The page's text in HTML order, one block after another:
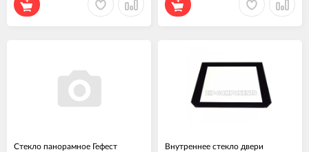
Стекло панорамное Гефест
Внутреннее стекло двери